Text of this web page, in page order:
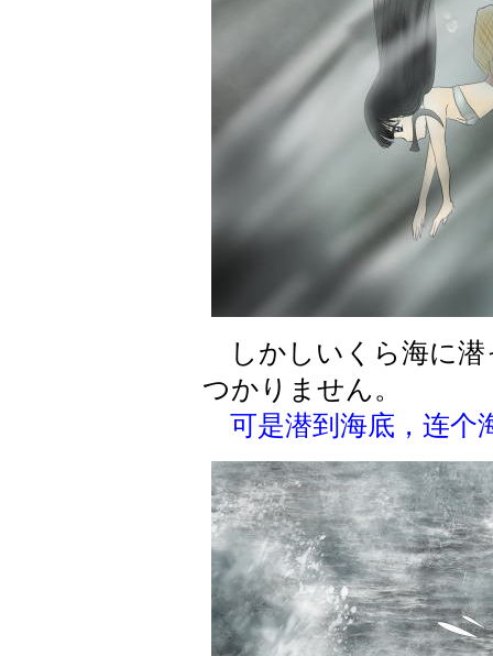
しかしいくら海に潜
つかりません。
可是潜到海底，连个